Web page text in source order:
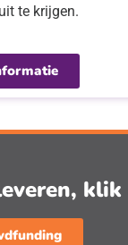
te krijgen.